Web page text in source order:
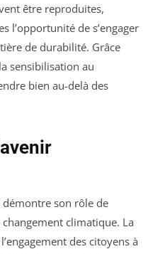
être reproduites,
l’opportunité de s’engager
de durabilité. Grâce
sensibilisation au
bien au-delà des
démontre son rôle de
climatique. La
des citoyens à